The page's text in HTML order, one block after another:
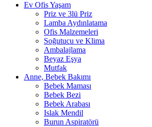
Ev Ofis Yaşam
Priz ve 3lü Priz
Lamba Aydınlatama
Ofis Malzemeleri
Soğutucu ve Klima
Ambalajlama
Beyaz Eşya
Mutfak
Anne, Bebek Bakımı
Bebek Maması
Bebek Bezi
Bebek Arabası
Islak Mendil
Burun Aspiratörü